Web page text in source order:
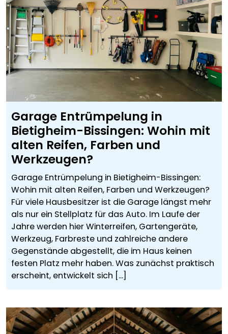
Garage Entrümpelung in
Bietigheim-Bissingen: Wohin mit
alten Reifen, Farben und
Werkzeugen?
Garage Entrümpelung in Bietigheim-Bissingen:
Wohin mit alten Reifen, Farben und Werkzeugen?
Für viele Hausbesitzer ist die Garage längst mehr
als nur ein Stellplatz für das Auto. Im Laufe der
Jahre werden hier Winterreifen, Gartengeräte,
Werkzeug, Farbreste und zahlreiche andere
Gegenstände abgestellt, die im Haus keinen
festen Platz mehr haben. Was zunächst praktisch
erscheint, entwickelt sich [...]